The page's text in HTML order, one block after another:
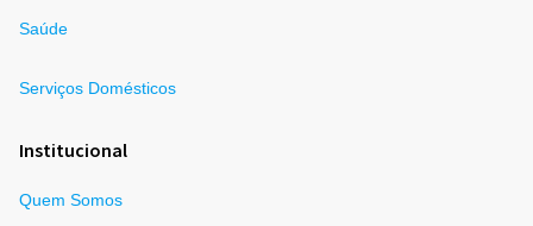
Saúde
Serviços Domésticos
Institucional
Quem Somos